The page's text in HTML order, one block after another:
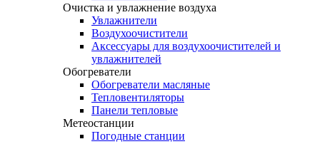
Очистка и увлажнение воздуха
Увлажнители
Воздухоочистители
Аксессуары для воздухоочистителей и
увлажнителей
Обогреватели
Обогреватели масляные
Тепловентиляторы
Панели тепловые
Метеостанции
Погодные станции